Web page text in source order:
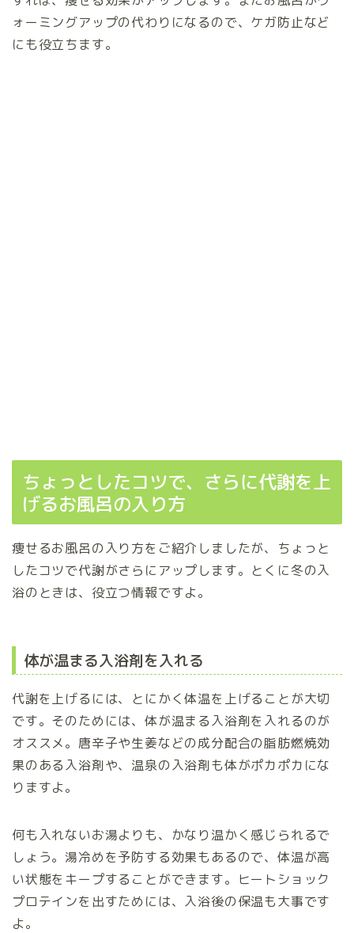
ォーミングアップの代わりになるので、ケガ防止など
にも役立ちます。
ちょっとしたコツで、さらに代謝を上
げるお風呂の入り方
痩せるお風呂の入り方をご紹介しましたが、ちょっと
したコツで代謝がさらにアップします。とくに冬の入
浴のときは、役立つ情報ですよ。
体が温まる入浴剤を入れる
代謝を上げるには、とにかく体温を上げることが大切
です。そのためには、体が温まる入浴剤を入れるのが
オススメ。唐辛子や生姜などの成分配合の脂肪燃焼効
果のある入浴剤や、温泉の入浴剤も体がポカポカにな
りますよ。
何も入れないお湯よりも、かなり温かく感じられるで
しょう。湯冷めを予防する効果もあるので、体温が高
い状態をキープすることができます。ヒートショック
プロテインを出すためには、入浴後の保温も大事です
よ。